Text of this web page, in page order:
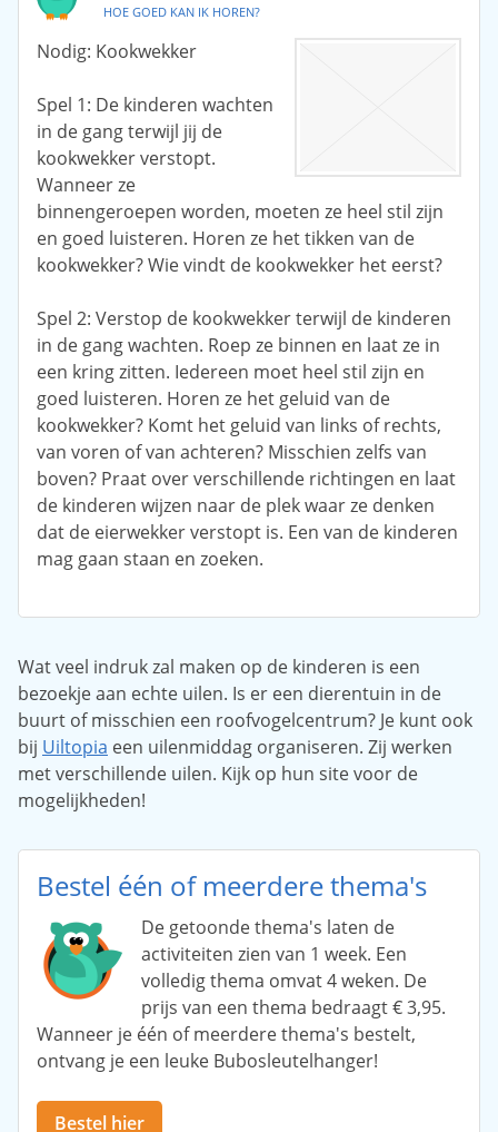
HOE GOED KAN IK HOREN?
Nodig: Kookwekker
Spel 1: De kinderen wachten
in de gang terwijl jij de
kookwekker verstopt.
Wanneer ze
binnengeroepen worden, moeten ze heel stil zijn
en goed luisteren. Horen ze het tikken van de
kookwekker? Wie vindt de kookwekker het eerst?
Spel 2: Verstop de kookwekker terwijl de kinderen
in de gang wachten. Roep ze binnen en laat ze in
een kring zitten. Iedereen moet heel stil zijn en
goed luisteren. Horen ze het geluid van de
kookwekker? Komt het geluid van links of rechts,
van voren of van achteren? Misschien zelfs van
boven? Praat over verschillende richtingen en laat
de kinderen wijzen naar de plek waar ze denken
dat de eierwekker verstopt is. Een van de kinderen
mag gaan staan en zoeken.
Wat veel indruk zal maken op de kinderen is een
bezoekje aan echte uilen. Is er een dierentuin in de
buurt of misschien een roofvogelcentrum? Je kunt ook
bij Uiltopia een uilenmiddag organiseren. Zij werken
met verschillende uilen. Kijk op hun site voor de
mogelijkheden!
Bestel één of meerdere thema's
De getoonde thema's laten de
activiteiten zien van 1 week. Een
volledig thema omvat 4 weken. De
prijs van een thema bedraagt € 3,95.
Wanneer je één of meerdere thema's bestelt,
ontvang je een leuke Bubosleutelhanger!
Bestel hier